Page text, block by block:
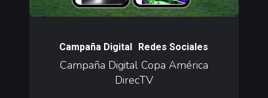
Digital
Copa
América
Campaña Digital Redes Sociales
Campaña Digital Copa América
DirecTV